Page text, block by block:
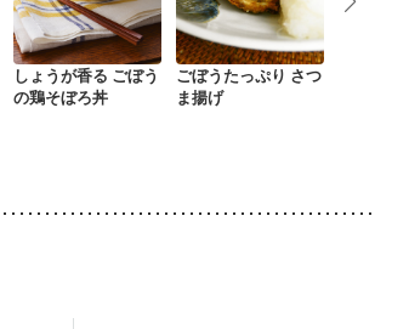
しょうが香る ごぼう
の鶏そぼろ丼
ごぼうたっぷり さつ
ま揚げ